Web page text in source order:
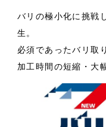
バリの極小化に挑戦
生。
必須であったバリ取
加工時間の短縮・大